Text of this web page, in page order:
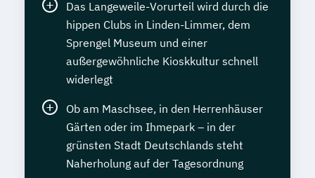
Das Langeweile-Vorurteil wird durch die
hippen Clubs in Linden-Limmer, dem
Sprengel Museum und einer
außergewöhnliche Kioskkultur schnell
widerlegt
Ob am Maschsee, in den Herrenhäuser
Gärten oder im Ihmepark – in der
grünsten Stadt Deutschlands steht
Naherholung auf der Tagesordnung